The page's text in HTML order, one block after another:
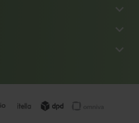
keyboard_arrow_down
keyboard_arrow_down
keyboard_arrow_down